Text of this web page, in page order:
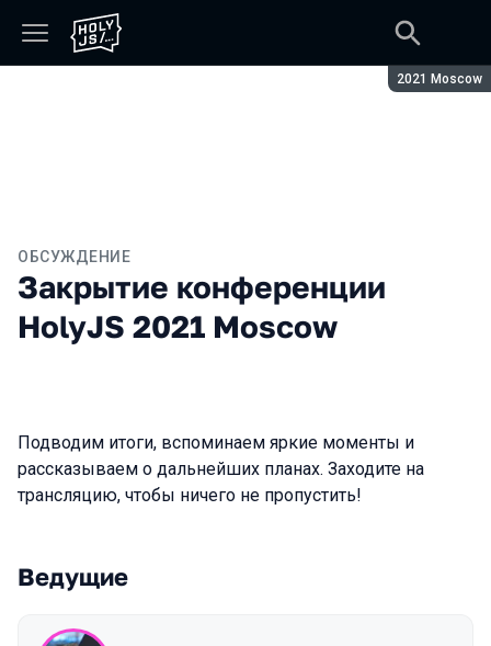
Сезон:
2021 Moscow
ОБСУЖДЕНИЕ
Закрытие конференции
HolyJS 2021 Moscow
Подводим итоги, вспоминаем яркие моменты и
рассказываем о дальнейших планах. Заходите на
трансляцию, чтобы ничего не пропустить!
Ведущие